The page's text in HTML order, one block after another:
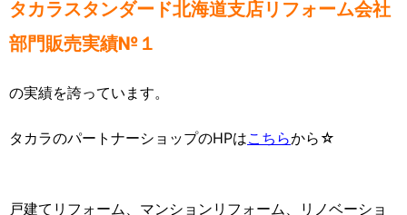
タカラスタンダード北海道支店リフォーム会社
部門販売実績№１
の実績を誇っています。
タカラのパートナーショップのHPはこちらから☆
戸建てリフォーム、マンションリフォーム、リノベーショ